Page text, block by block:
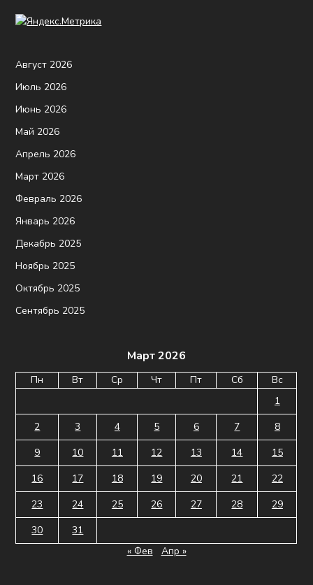
Август 2026
Июль 2026
Июнь 2026
Май 2026
Апрель 2026
Март 2026
Февраль 2026
Январь 2026
Декабрь 2025
Ноябрь 2025
Октябрь 2025
Сентябрь 2025
Март 2026
Пн Вт Ср Чт Пт Сб
Вс
1
2
3 4 5 6 7
8
9
10 11 12 13 14
15
16
17 18 19 20 21
22
23
24 25 26 27 28
29
30
31
« Фев
Апр »